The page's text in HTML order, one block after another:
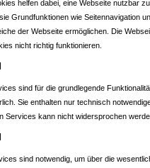
helfen dabei, eine Webseite nutzbar zu
Grundfunktionen wie Seitennavigation
der Webseite ermöglichen. Die
nicht richtig funktionieren.
sind für die grundlegende
Sie enthalten nur technisch
Services kann nicht widersprochen
sind notwendig, um über die